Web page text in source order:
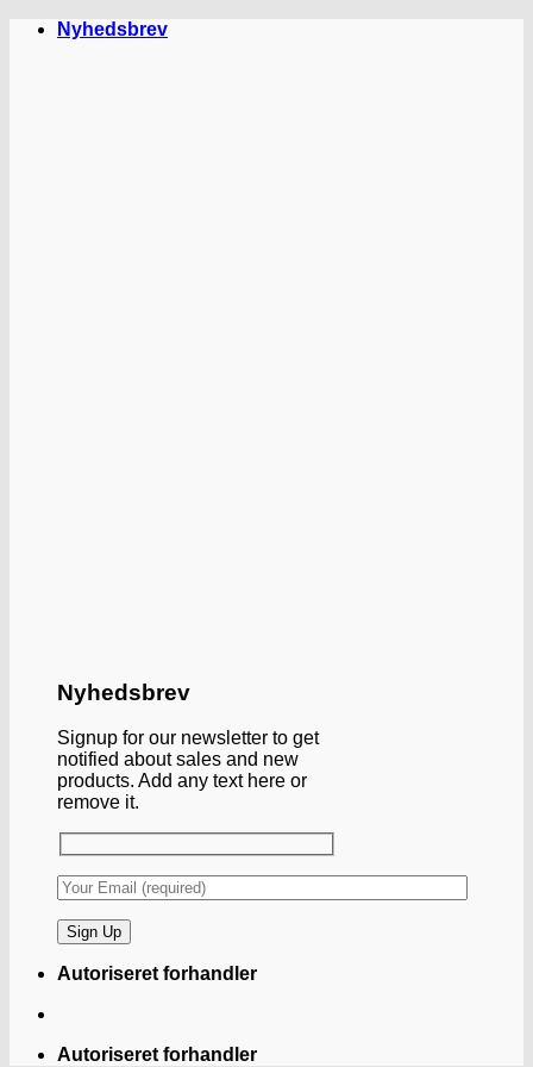
FortsætNyhedsbrev
Nyhedsbrev
Signup for our newsletter to get
notified about sales and new
products. Add any text here or
remove it.
Autoriseret forhandler
Autoriseret forhandler